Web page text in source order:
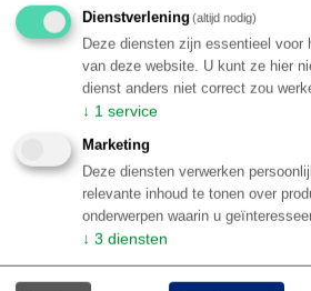
Details
Dienstverlening(altijd nodig)
Deze diensten zijn essentieel voor
van deze website. U kunt ze hier
dienst anders niet correct zou
↓ 1 service
Marketing
Deze diensten verwerken
relevante inhoud te tonen over
onderwerpen waarin u
↓ 3 diensten